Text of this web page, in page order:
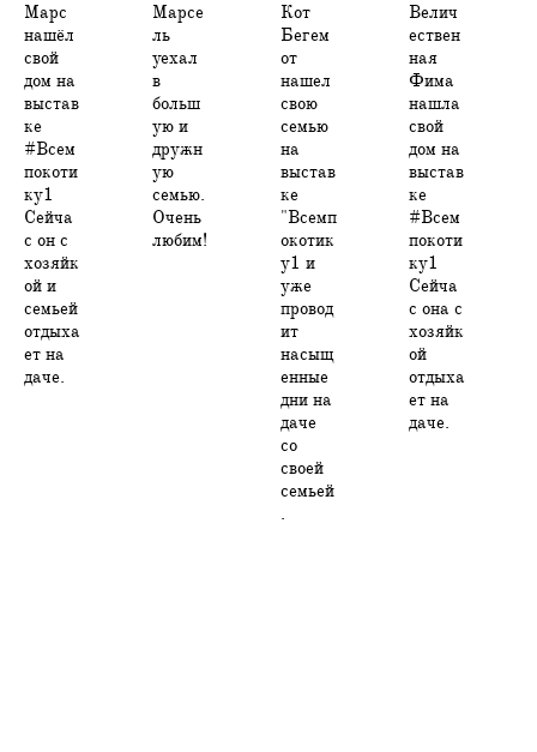
Марс
нашёл
свой
дом на
выстав
ке
#Всем
покоти
ку1
Сейча
с он с
хозяйк
ой и
семьей
отдыха
ет на
даче.
Марсе
ль
уехал
в
больш
ую и
дружн
ую
семью.
Очень
любим!
Кот
Бегем
от
нашел
свою
семью
на
выстав
ке
"Всемп
окотик
у1 и
уже
провод
ит
насыщ
енные
дни на
даче
со
своей
семьей
.
Велич
ествен
ная
Фима
нашла
свой
дом на
выстав
ке
#Всем
покоти
ку1
Сейча
с она с
хозяйк
ой
отдыха
ет на
даче.